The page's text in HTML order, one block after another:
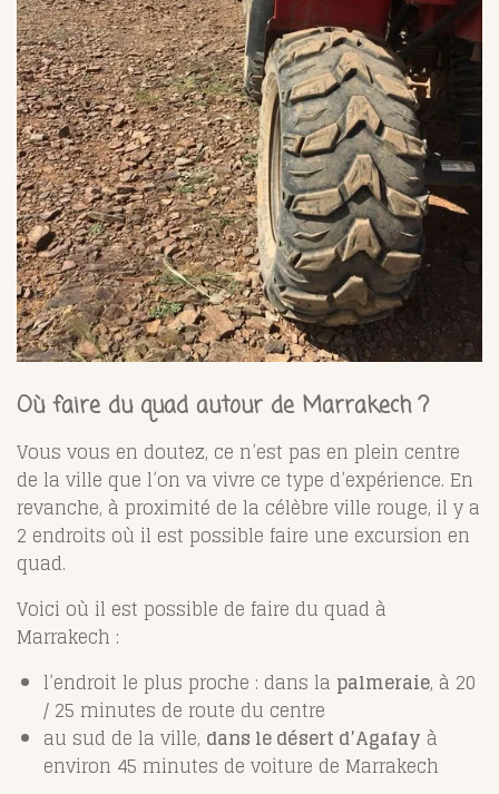
Où faire du quad autour de Marrakech ?
Vous vous en doutez, ce n’est pas en plein centre
de la ville que l’on va vivre ce type d’expérience. En
revanche, à proximité de la célèbre ville rouge, il y a
2 endroits où il est possible faire une excursion en
quad.
Voici où il est possible de faire du quad à
Marrakech :
l’endroit le plus proche : dans la palmeraie, à 20
/ 25 minutes de route du centre
au sud de la ville, dans le désert d’Agafay à
environ 45 minutes de voiture de Marrakech